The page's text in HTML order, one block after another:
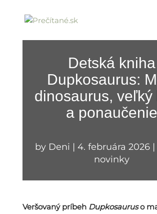
Detská kniha
Dupkosaurus:
dinosaurus, veľký
a ponaučenie
by Deni |4. februára 2026 |
novinky
Veršovaný príbeh Dupkosauruso